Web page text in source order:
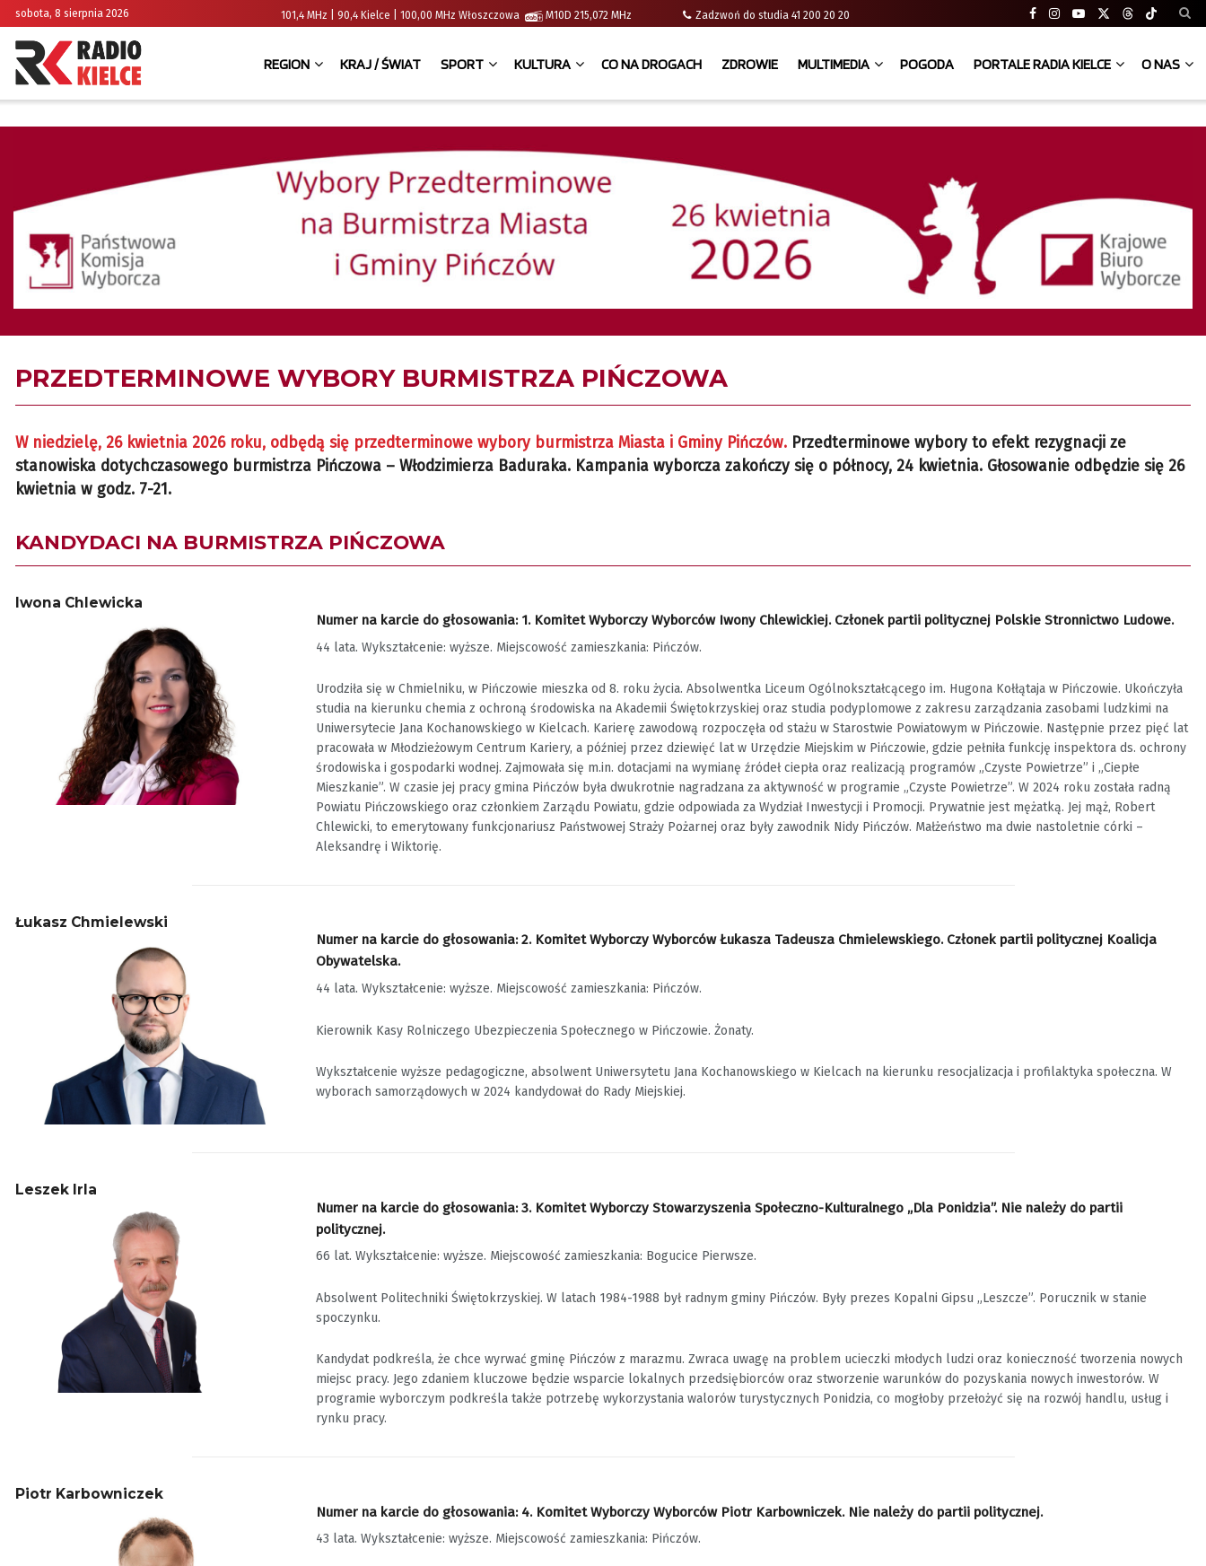
sobota, 8 sierpnia 2026 101,4 MHz | 90,4 Kielce | 100,00 MHz Włoszczowa M10D 215,072 MHz Zadzwoń do studia 41 200 20 20
REGION KRAJ / ŚWIAT SPORT KULTURA CO NA DROGACH ZDROWIE MULTIMEDIA POGODA PORTALE RADIA KIELCE O NAS
PRZEDTERMINOWE WYBORY BURMISTRZA PIŃCZOWA
W niedzielę, 26 kwietnia 2026 roku, odbędą się przedterminowe wybory burmistrza Miasta i Gminy Pińczów. Przedterminowe wybory to efekt rezygnacji ze
stanowiska dotychczasowego burmistrza Pińczowa – Włodzimierza Baduraka. Kampania wyborcza zakończy się o północy, 24 kwietnia. Głosowanie odbędzie się 26
kwietnia w godz. 7-21.
KANDYDACI NA BURMISTRZA PIŃCZOWA
Iwona Chlewicka
Numer na karcie do głosowania: 1. Komitet Wyborczy Wyborców Iwony Chlewickiej. Członek partii politycznej Polskie Stronnictwo Ludowe.
44 lata. Wykształcenie: wyższe. Miejscowość zamieszkania: Pińczów.
Urodziła się w Chmielniku, w Pińczowie mieszka od 8. roku życia. Absolwentka Liceum Ogólnokształcącego im. Hugona Kołłątaja w Pińczowie. Ukończyła
studia na kierunku chemia z ochroną środowiska na Akademii Świętokrzyskiej oraz studia podyplomowe z zakresu zarządzania zasobami ludzkimi na
Uniwersytecie Jana Kochanowskiego w Kielcach. Karierę zawodową rozpoczęła od stażu w Starostwie Powiatowym w Pińczowie. Następnie przez pięć lat
pracowała w Młodzieżowym Centrum Kariery, a później przez dziewięć lat w Urzędzie Miejskim w Pińczowie, gdzie pełniła funkcję inspektora ds. ochrony
środowiska i gospodarki wodnej. Zajmowała się m.in. dotacjami na wymianę źródeł ciepła oraz realizacją programów „Czyste Powietrze” i „Ciepłe
Mieszkanie”. W czasie jej pracy gmina Pińczów była dwukrotnie nagradzana za aktywność w programie „Czyste Powietrze”. W 2024 roku została radną
Powiatu Pińczowskiego oraz członkiem Zarządu Powiatu, gdzie odpowiada za Wydział Inwestycji i Promocji. Prywatnie jest mężatką. Jej mąż, Robert
Chlewicki, to emerytowany funkcjonariusz Państwowej Straży Pożarnej oraz były zawodnik Nidy Pińczów. Małżeństwo ma dwie nastoletnie córki –
Aleksandrę i Wiktorię.
Łukasz Chmielewski
Numer na karcie do głosowania: 2. Komitet Wyborczy Wyborców Łukasza Tadeusza Chmielewskiego. Członek partii politycznej Koalicja
Obywatelska.
44 lata. Wykształcenie: wyższe. Miejscowość zamieszkania: Pińczów.
Kierownik Kasy Rolniczego Ubezpieczenia Społecznego w Pińczowie. Żonaty.
Wykształcenie wyższe pedagogiczne, absolwent Uniwersytetu Jana Kochanowskiego w Kielcach na kierunku resocjalizacja i profilaktyka społeczna. W
wyborach samorządowych w 2024 kandydował do Rady Miejskiej.
Leszek Irla
Numer na karcie do głosowania: 3. Komitet Wyborczy Stowarzyszenia Społeczno-Kulturalnego „Dla Ponidzia”. Nie należy do partii
politycznej.
66 lat. Wykształcenie: wyższe. Miejscowość zamieszkania: Bogucice Pierwsze.
Absolwent Politechniki Świętokrzyskiej. W latach 1984-1988 był radnym gminy Pińczów. Były prezes Kopalni Gipsu „Leszcze”. Porucznik w stanie
spoczynku.
Kandydat podkreśla, że chce wyrwać gminę Pińczów z marazmu. Zwraca uwagę na problem ucieczki młodych ludzi oraz konieczność tworzenia nowych
miejsc pracy. Jego zdaniem kluczowe będzie wsparcie lokalnych przedsiębiorców oraz stworzenie warunków do pozyskania nowych inwestorów. W
programie wyborczym podkreśla także potrzebę wykorzystania walorów turystycznych Ponidzia, co mogłoby przełożyć się na rozwój handlu, usług i
rynku pracy.
Piotr Karbowniczek
Numer na karcie do głosowania: 4. Komitet Wyborczy Wyborców Piotr Karbowniczek. Nie należy do partii politycznej.
43 lata. Wykształcenie: wyższe. Miejscowość zamieszkania: Pińczów.